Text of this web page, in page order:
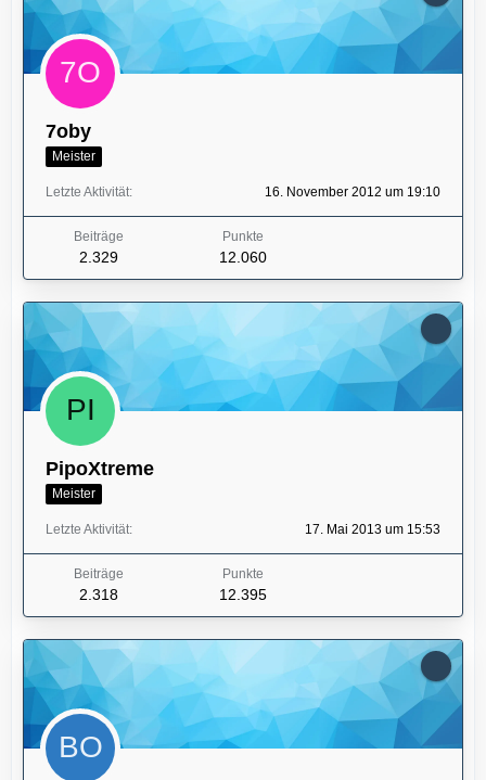
7oby
Meister
Letzte Aktivität 16. November 2012 um 19:10
Beiträge
2.329
Punkte
12.060
PipoXtreme
Meister
Letzte Aktivität 17. Mai 2013 um 15:53
Beiträge
2.318
Punkte
12.395